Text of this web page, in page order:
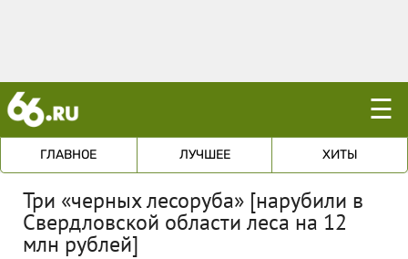
☰
ГЛАВНОЕ ЛУЧШЕЕ ХИТЫ
Три «черных лесоруба» [нарубили в
Свердловской области леса на 12
млн рублей]